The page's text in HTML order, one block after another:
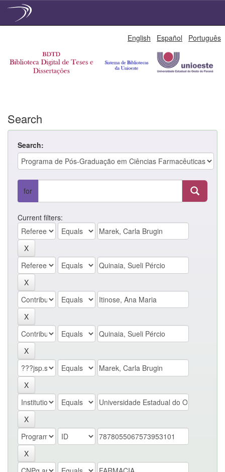
English Español Português
Search
Search:
for
Current filters: